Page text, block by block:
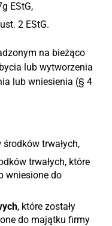
EStG,
2 EStG.
na bieżąco
lub wytworzenia
lub wniesienia (§ 4
środków trwałych,
trwałych, które
wniesione do
, które zostały
do majątku firmy